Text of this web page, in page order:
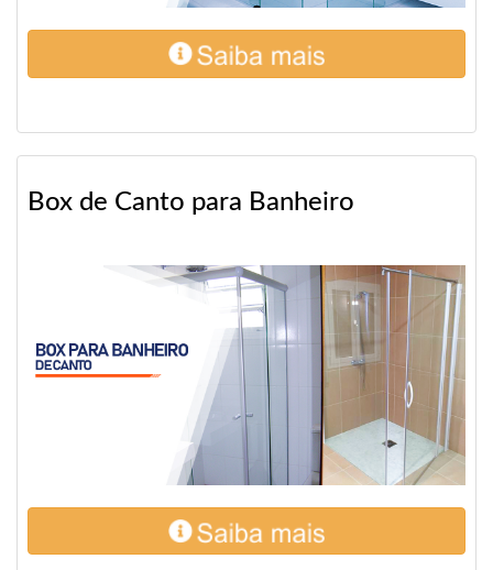
Box de Canto para Banheiro